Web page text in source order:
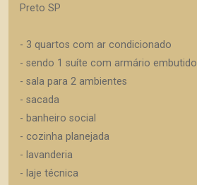
Preto SP
- 3 quartos com ar condicionado
- sendo 1 suíte com armário embutido
- sala para 2 ambientes
- sacada
- banheiro social
- cozinha planejada
- lavanderia
- laje técnica